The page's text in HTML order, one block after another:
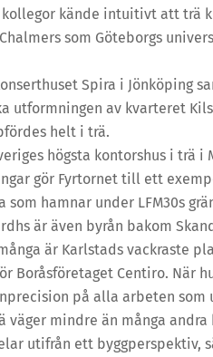
kände intuitivt att trä
som Göteborgs
Spira i Jönköping
utformningen av kvarteret
helt i trä.
högsta kontorshus i trä i
gör Fyrtornet till ett
hamnar under LFM30s
är även byrån bakom
är Karlstads vackraste
Boråsföretaget Centiro. När
på alla arbeten
mindre än många
utifrån ett byggperspektiv,